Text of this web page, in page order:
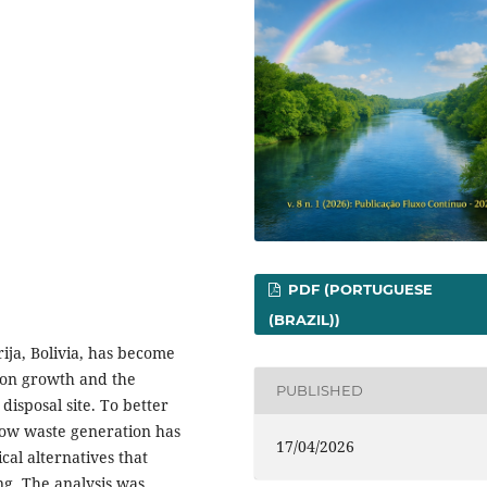
Bolivia, has become
growth and the
site. To better
waste generation has
alternatives that
PDF (PORTUGUESE
(BRAZIL))
PUBLISHED
17/04/2026